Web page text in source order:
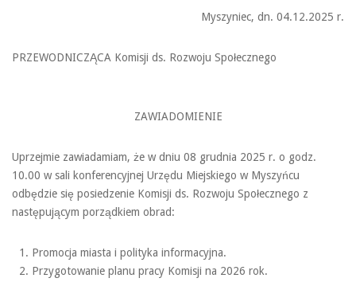
Myszyniec, dn. 04.12.2025 r.
PRZEWODNICZĄCA Komisji ds. Rozwoju Społecznego
ZAWIADOMIENIE
Uprzejmie zawiadamiam, że w dniu 08 grudnia 2025 r. o godz.
10.00 w sali konferencyjnej Urzędu Miejskiego w Myszyńcu
odbędzie się posiedzenie Komisji ds. Rozwoju Społecznego z
następującym porządkiem obrad:
Promocja miasta i polityka informacyjna.
Przygotowanie planu pracy Komisji na 2026 rok.